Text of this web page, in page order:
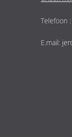
Telefoon
E.mail: